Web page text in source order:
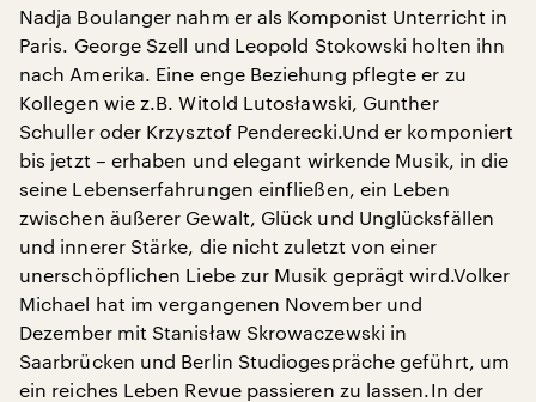
Nadja Boulanger nahm er als Komponist Unterricht in
Paris. George Szell und Leopold Stokowski holten ihn
nach Amerika. Eine enge Beziehung pflegte er zu
Kollegen wie z.B. Witold Lutosławski, Gunther
Schuller oder Krzysztof Penderecki.Und er komponiert
bis jetzt – erhaben und elegant wirkende Musik, in die
seine Lebenserfahrungen einfließen, ein Leben
zwischen äußerer Gewalt, Glück und Unglücksfällen
und innerer Stärke, die nicht zuletzt von einer
unerschöpflichen Liebe zur Musik geprägt wird.Volker
Michael hat im vergangenen November und
Dezember mit Stanisław Skrowaczewski in
Saarbrücken und Berlin Studiogespräche geführt, um
ein reiches Leben Revue passieren zu lassen.In der